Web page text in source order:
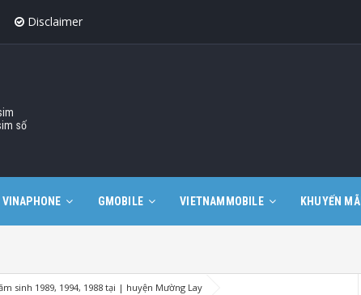
Disclaimer
số
VINAPHONE GMOBILE VIETNAMMOBILE KHUYẾN MÃI
sinh 1989, 1994, 1988 tại | huyện Mường Lay